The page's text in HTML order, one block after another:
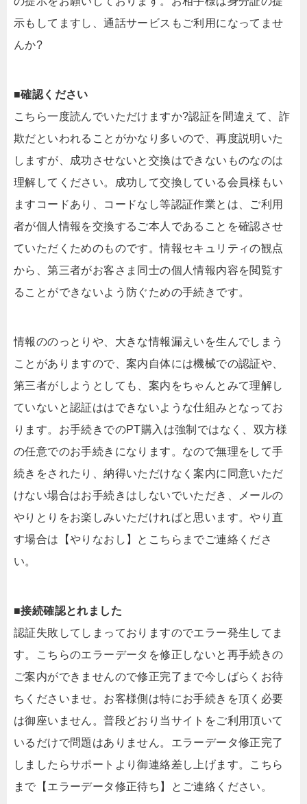
示もしてますし、通話サービスもご利用になってませ
んか?
■確認ください
こちら一度読んでいただけますか?認証を間違えて、詐
欺だといわれることがかなり多いので、再度説明いた
しますが、成功させないと交換はできないものなのは
理解してください。成功して交換している会員様もい
ますコードあり、コードなし等認証作業とは、ご利用
者が個人情報を交換するご本人であることを確認させ
ていただくためのものです。情報セキュリティの観点
から、第三者がお客さま同士の個人情報内容を閲覧す
ることができないよう防ぐための手続きです。
情報ののっとりや、大きな情報漏えいを生んでしまう
ことがありますので、案内自体には機械での認証や、
第三者がしようとしても、案内をちゃんとみて理解し
ていないと認証ははできないような仕組みとなってお
ります。お手続きでのPT購入は強制ではなく、双方様
の任意でのお手続きになります。なので無理をして手
続きをされたり、納得いただけなく案内に同意いただ
けない場合はお手続きはしないでいただき、メールの
やりとりをお楽しみいただければと思います。やり直
す場合は【やりなおし】とこちらまでご連絡くださ
い。
■接続確認とれました
認証失敗してしまっておりますのでエラー発生してま
す。こちらのエラーデータを修正しないと再手続きの
ご案内ができませんので修正完了まで今しばらくお待
ちくださいませ。お客様側は特にお手続きを頂く必要
は御座いません。普段どおり当サイトをご利用頂いて
いるだけで問題はありません。エラーデータ修正完了
しましたらサポートより御連絡差し上げます。こちら
まで【エラーデータ修正待ち】とご連絡ください。